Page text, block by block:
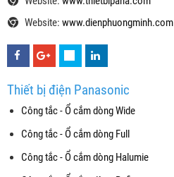
Website: www.dienphuongminh.com
Thiết bị điện Panasonic
Công tắc - Ổ cắm dòng Wide
Công tắc - Ổ cắm dòng Full
Công tắc - Ổ cắm dòng Halumie